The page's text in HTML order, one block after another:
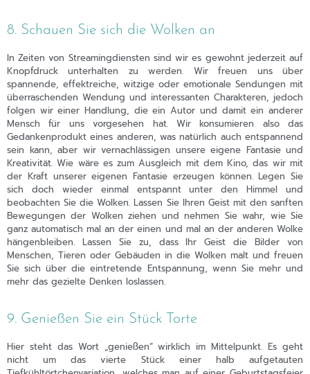
8. Schauen Sie sich die Wolken an
In Zeiten von Streamingdiensten sind wir es gewohnt jederzeit auf
Knopfdruck unterhalten zu werden. Wir freuen uns über
spannende, effektreiche, witzige oder emotionale Sendungen mit
überraschenden Wendung und interessanten Charakteren, jedoch
folgen wir einer Handlung, die ein Autor und damit ein anderer
Mensch für uns vorgesehen hat. Wir konsumieren also das
Gedankenprodukt eines anderen, was natürlich auch entspannend
sein kann, aber wir vernachlässigen unsere eigene Fantasie und
Kreativität. Wie wäre es zum Ausgleich mit dem Kino, das wir mit
der Kraft unserer eigenen Fantasie erzeugen können. Legen Sie
sich doch wieder einmal entspannt unter den Himmel und
beobachten Sie die Wolken. Lassen Sie Ihren Geist mit den sanften
Bewegungen der Wolken ziehen und nehmen Sie wahr, wie Sie
ganz automatisch mal an der einen und mal an der anderen Wolke
hängenbleiben. Lassen Sie zu, dass Ihr Geist die Bilder von
Menschen, Tieren oder Gebäuden in die Wolken malt und freuen
Sie sich über die eintretende Entspannung, wenn Sie mehr und
mehr das gezielte Denken loslassen.
9. Genießen Sie ein Stück Torte
Hier steht das Wort „genießen“ wirklich im Mittelpunkt. Es geht
nicht um das vierte Stück einer halb aufgetauten